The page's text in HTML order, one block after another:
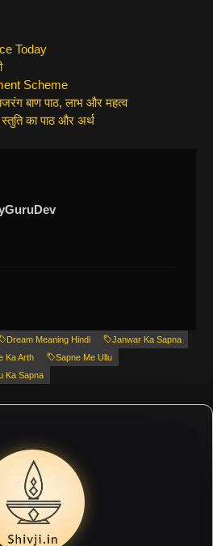
Today
Scheme
बाण पाठ, लाभ और महत्व
का पाठ और अर्थ
Dream Meaning Hindi
Janwar Ka Sapna
Ka Arth
Sapne Me Ullu
Ka Sapna